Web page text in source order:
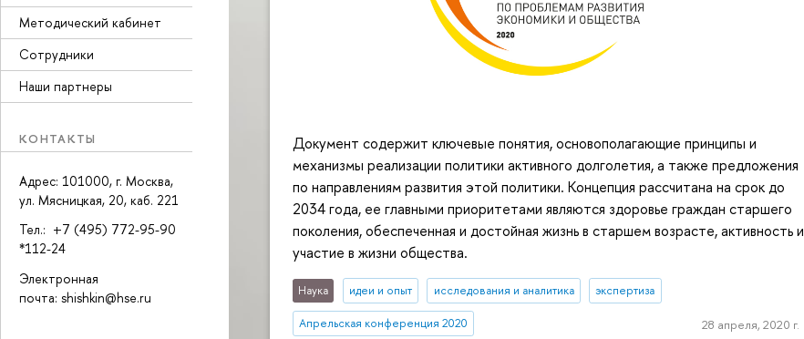
Методический кабинет
Сотрудники
Наши партнеры
КОНТАКТЫ
Адрес: 101000, г. Москва,
ул. Мясницкая, 20, каб. 221
Тел.: +7 (495) 772-95-90
*112-24
Электронная
почта: shishkin@hse.ru
Документ содержит ключевые понятия, основополагающие принципы и
механизмы реализации политики активного долголетия, а также предложения
по направлениям развития этой политики. Концепция рассчитана на срок до
2034 года, ее главными приоритетами являются здоровье граждан старшего
поколения, обеспеченная и достойная жизнь в старшем возрасте, активность и
участие в жизни общества.
Наука идеи и опыт исследования и аналитика экспертиза
Апрельская конференция 2020 28 апреля, 2020 г.